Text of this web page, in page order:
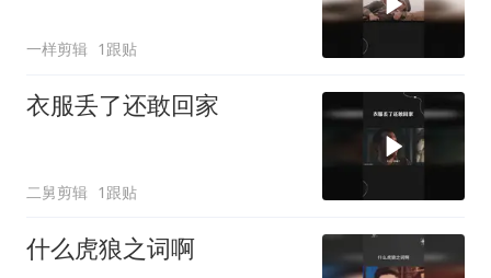
一样剪辑 1跟贴
衣服丢了还敢回家
二舅剪辑 1跟贴
什么虎狼之词啊